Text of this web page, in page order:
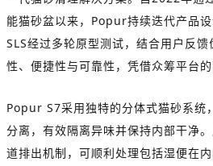
能猫砂盆以来，Popur持续迭代产品
SLS经过多轮原型测试，结合用户反
性、便捷性与可靠性，凭借众筹平台
Popur S7采用独特的分体式猫砂系统
分离，有效隔离异味并保持内部干净
道排出机制，可顺利处理包括湿便在